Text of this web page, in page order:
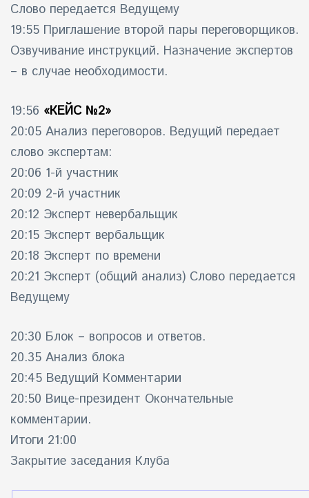
Слово передается Ведущему
19:55 Приглашение второй пары переговорщиков.
Озвучивание инструкций. Назначение экспертов
– в случае необходимости.
19:56 «КЕЙС №2»
20:05 Анализ переговоров. Ведущий передает
слово экспертам:
20:06 1-й участник
20:09 2-й участник
20:12 Эксперт невербальщик
20:15 Эксперт вербальщик
20:18 Эксперт по времени
20:21 Эксперт (общий анализ) Слово передается
Ведущему
20:30 Блок – вопросов и ответов.
20.35 Анализ блока
20:45 Ведущий Комментарии
20:50 Вице-президент Окончательные
комментарии.
Итоги 21:00
Закрытие заседания Клуба